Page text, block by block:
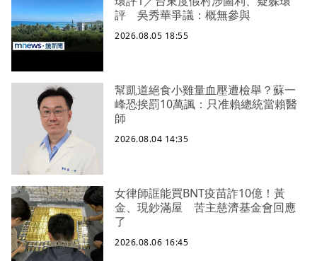
評 吳秀華爭議：概無參與
2026.08.05 18:55
幫凱道絕食小雞量血壓遭檢舉？蘇一
峰恐挨罰10萬諷：只准賴總統當賴醫
師
2026.08.04 14:35
女律師誆能買BNT疫苗詐10億！黃
金、現鈔滿屋 苦主慈濟基金會回應
了
2026.08.06 16:45